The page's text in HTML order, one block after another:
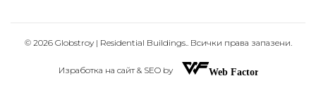
© 2026 Globstroy | Residential Buildings.. Всички права запазени.
Изработка на сайт & SEO by